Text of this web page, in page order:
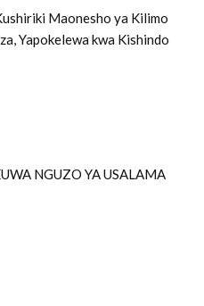
Maonesho ya Kilimo
Yapokelewa kwa Kishindo
NGUZO YA USALAMA